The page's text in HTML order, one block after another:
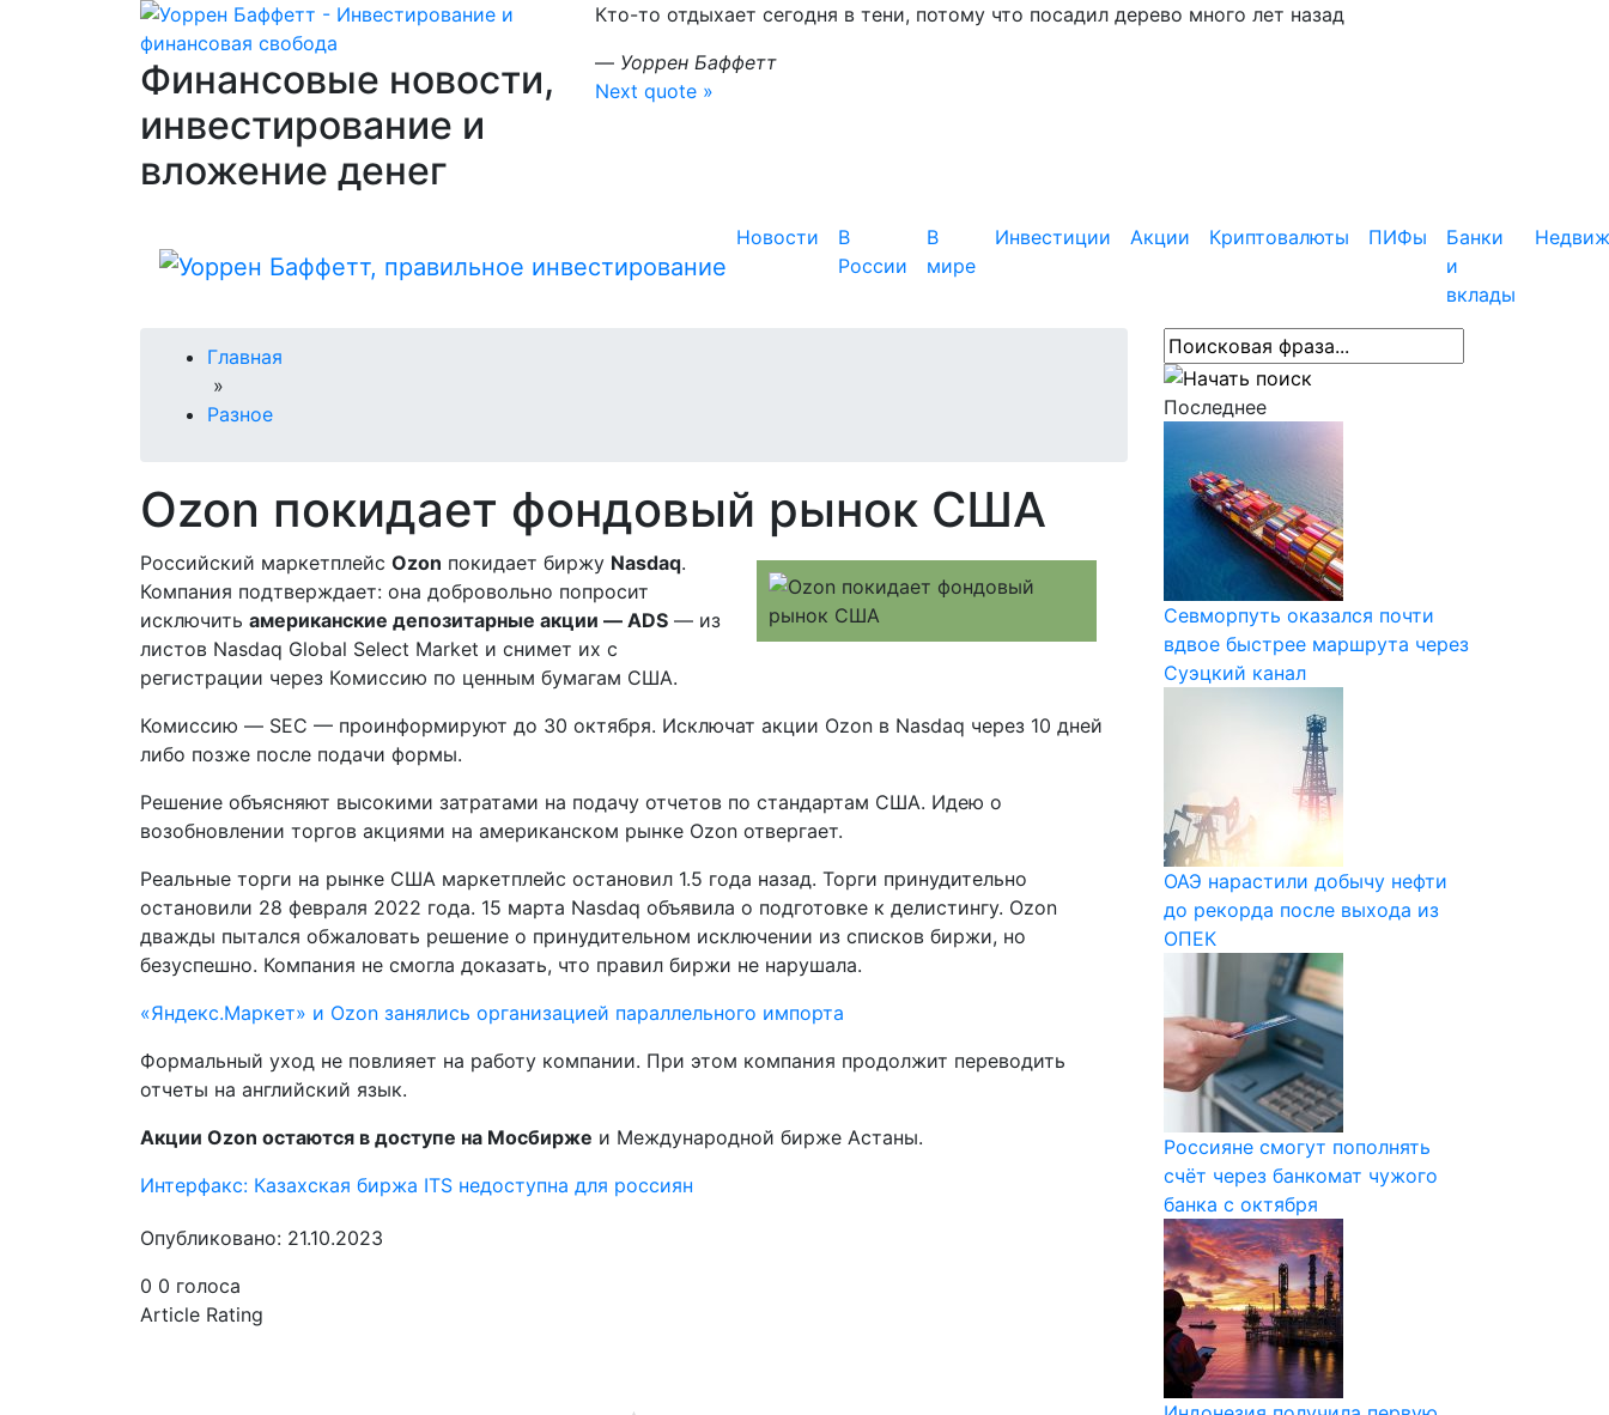
Финансовые новости,
инвестирование и
вложение денег
Кто-то отдыхает сегодня в тени, потому что посадил дерево много лет назад
— Уоррен Баффетт
Next quote »
Новости
В
России
В
мире
Инвестиции Акции Криптовалюты ПИФы
Банки
и
вклады
Главная
»
Разное
Ozon покидает фондовый рынок США
Российский маркетплейс Ozon покидает биржу Nasdaq.
Компания подтверждает: она добровольно попросит
исключить американские депозитарные акции — ADS — из
листов Nasdaq Global Select Market и снимет их с
регистрации через Комиссию по ценным бумагам США.
Комиссию — SEC — проинформируют до 30 октября. Исключат акции Ozon в Nasdaq через 10 дней
либо позже после подачи формы.
Решение объясняют высокими затратами на подачу отчетов по стандартам США. Идею о
возобновлении торгов акциями на американском рынке Ozon отвергает.
Реальные торги на рынке США маркетплейс остановил 1.5 года назад. Торги принудительно
остановили 28 февраля 2022 года. 15 марта Nasdaq объявила о подготовке к делистингу. Ozon
дважды пытался обжаловать решение о принудительном исключении из списков биржи, но
безуспешно. Компания не смогла доказать, что правил биржи не нарушала.
«Яндекс.Маркет» и Ozon занялись организацией параллельного импорта
Формальный уход не повлияет на работу компании. При этом компания продолжит переводить
отчеты на английский язык.
Акции Ozon остаются в доступе на Мосбирже и Международной бирже Астаны.
Интерфакс: Казахская биржа ITS недоступна для россиян
Опубликовано: 21.10.2023
0 0 голоса
Article Rating
Последнее
Севморпуть оказался почти
вдвое быстрее маршрута через
Суэцкий канал
ОАЭ нарастили добычу нефти
до рекорда после выхода из
ОПЕК
Россияне смогут пополнять
счёт через банкомат чужого
банка с октября